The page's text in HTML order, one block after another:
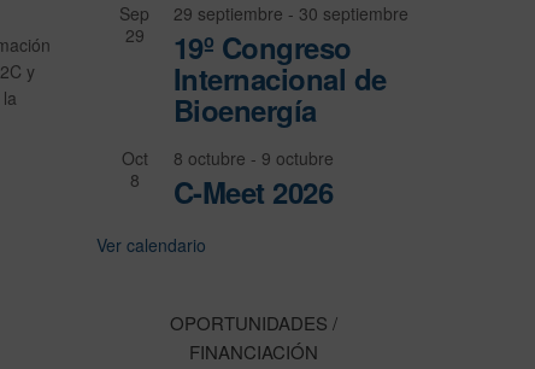
y
Sep
29
29 septiembre - 30 septiembre
19º Congreso
Internacional de
Bioenergía
Oct
8
8 octubre - 9 octubre
C-Meet 2026
Ver calendario
OPORTUNIDADES /
FINANCIACIÓN